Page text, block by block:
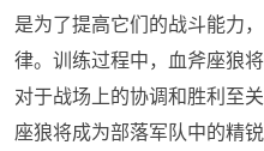
是为了提高它们的战斗能力
律。训练过程中，血斧座狼
对于战场上的协调和胜利至
座狼将成为部落军队中的精